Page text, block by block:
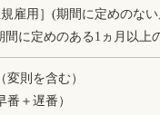
雇用］(期間に定めのな
間に定めのある1ヵ月以上
変則を含む）
番＋遅番）